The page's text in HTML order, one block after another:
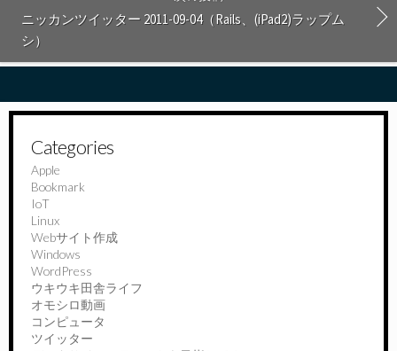
ニッカンツイッター 2011-09-04（Rails、(iPad2)ラップム
シ）
Categories
Apple
Bookmark
IoT
Linux
Webサイト作成
Windows
WordPress
ウキウキ田舎ライフ
オモシロ動画
コンピュータ
ツイッター